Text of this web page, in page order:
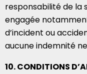
responsabilité de la
engagée
d’incident ou
aucune indemnité
10. CONDITIONS